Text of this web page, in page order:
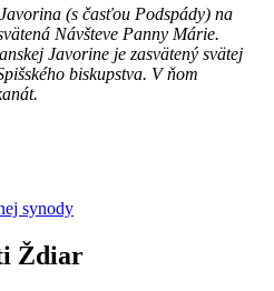
(s časťou Podspády) na
Návšteve Panny Márie.
Javorine je zasvätený svätej
biskupstva. V ňom
synody
Ždiar